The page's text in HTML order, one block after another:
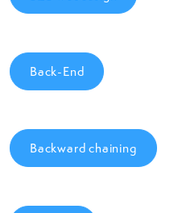
Back-End
Backward chaining